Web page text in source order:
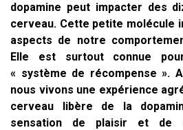
dopamine peut impacter des
cerveau. Cette petite molécule
aspects de notre
Elle est surtout connue
« système de récompense ».
nous vivons une expérience
cerveau libère de la
sensation de plaisir et de